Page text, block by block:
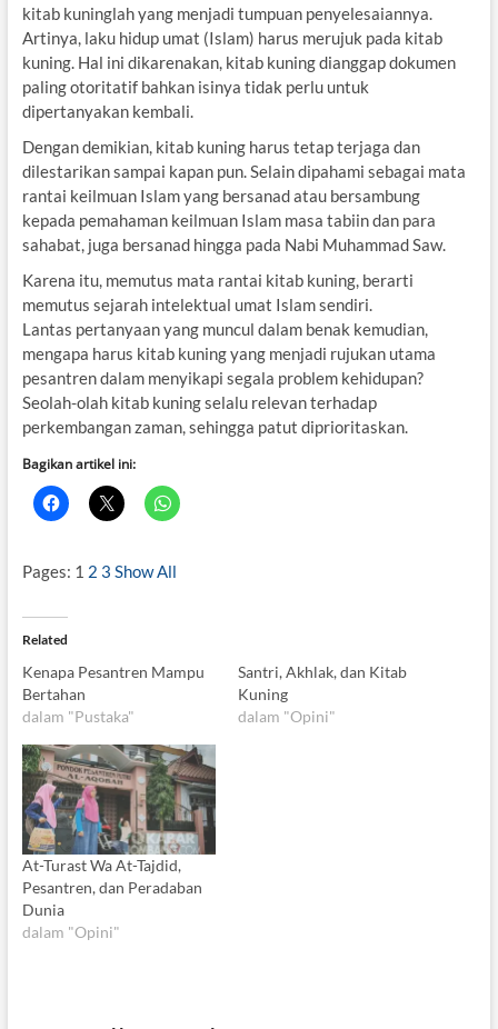
kitab kuninglah yang menjadi tumpuan penyelesaiannya.
Artinya, laku hidup umat (Islam) harus merujuk pada kitab
kuning. Hal ini dikarenakan, kitab kuning dianggap dokumen
paling otoritatif bahkan isinya tidak perlu untuk
dipertanyakan kembali.
Dengan demikian, kitab kuning harus tetap terjaga dan
dilestarikan sampai kapan pun. Selain dipahami sebagai mata
rantai keilmuan Islam yang bersanad atau bersambung
kepada pemahaman keilmuan Islam masa tabiin dan para
sahabat, juga bersanad hingga pada Nabi Muhammad Saw.
Karena itu, memutus mata rantai kitab kuning, berarti
memutus sejarah intelektual umat Islam sendiri.
Lantas pertanyaan yang muncul dalam benak kemudian,
mengapa harus kitab kuning yang menjadi rujukan utama
pesantren dalam menyikapi segala problem kehidupan?
Seolah-olah kitab kuning selalu relevan terhadap
perkembangan zaman, sehingga patut diprioritaskan.
Bagikan artikel ini:
Pages: 1 2 3 Show All
Related
Kenapa Pesantren Mampu
Bertahan
dalam "Pustaka"
Santri, Akhlak, dan Kitab
Kuning
dalam "Opini"
At-Turast Wa At-Tajdid,
Pesantren, dan Peradaban
Dunia
dalam "Opini"